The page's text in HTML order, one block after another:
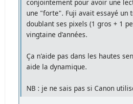
conjointement pour avoir une
une "forte". Fuji avait essayé un
doublant ses pixels (1 gros + 1
vingtaine d'années.
Ça n'aide pas dans les hautes
aide la dynamique.
NB : je ne sais pas si Canon